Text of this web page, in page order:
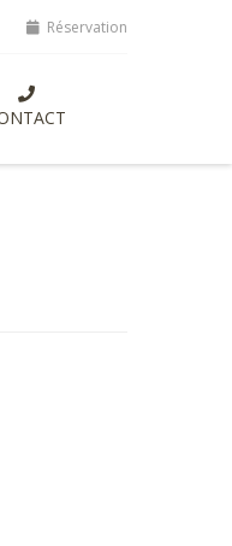
entrepreneuriales
Réservation